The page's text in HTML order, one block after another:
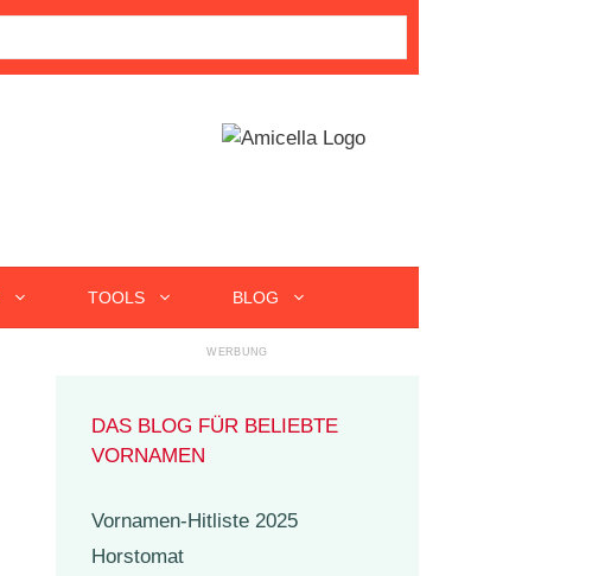
TOOLS BLOG
DAS BLOG FÜR BELIEBTE
VORNAMEN
Vornamen-Hitliste 2025
Horstomat